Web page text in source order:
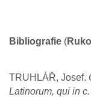
Bibliografie (
TRUHLÁŘ, Josef.
Latinorum, qui in